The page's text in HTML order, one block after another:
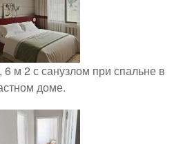
6 м 2 с санузлом при спальне в
доме.